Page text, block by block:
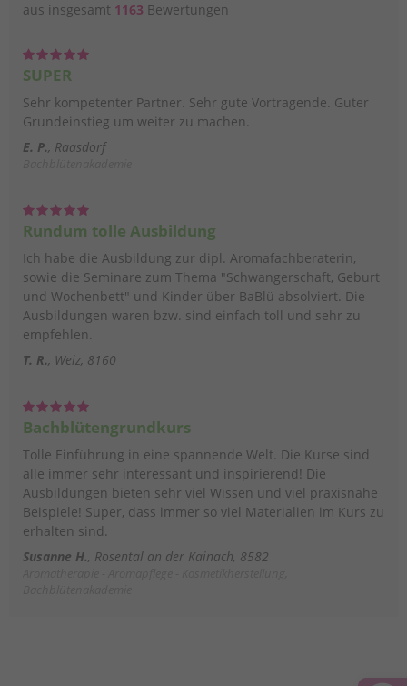
aus insgesamt 1163 Bewertungen
SUPER
Sehr kompetenter Partner. Sehr gute Vortragende. Guter
Grundeinstieg um weiter zu machen.
E. P. Raasdorf
Rundum tolle Ausbildung
Ich habe die Ausbildung zur dipl. Aromafachberaterin,
sowie die Seminare zum Thema "Schwangerschaft, Geburt
und Wochenbett" und Kinder über BaBlü absolviert. Die
Ausbildungen waren bzw. sind einfach toll und sehr zu
empfehlen.
T. R. Weiz, 8160
Bachblütengrundkurs
Tolle Einführung in eine spannende Welt. Die Kurse sind
alle immer sehr interessant und inspirierend! Die
Ausbildungen bieten sehr viel Wissen und viel praxisnahe
Beispiele! Super, dass immer so viel Materialien im Kurs zu
erhalten sind.
Susanne H. Rosental an der Kainach, 8582